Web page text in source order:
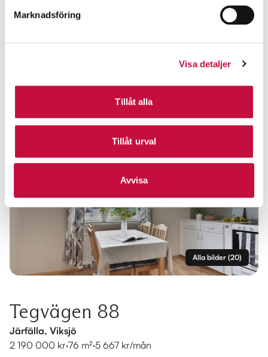
Marknadsföring
Visa detaljer
Tillåt alla
Tillåt urval
Avvisa
Alla bilder (20)
Tegvägen 88
Järfälla, Viksjö
2 190 000 kr·76 m²·5 667 kr/mån